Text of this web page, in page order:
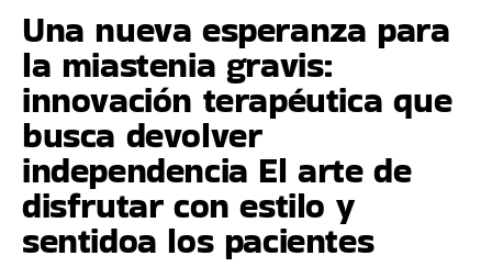
Una nueva esperanza para
la miastenia gravis:
innovación terapéutica que
busca devolver
independencia El arte de
disfrutar con estilo y
sentidoa los pacientes